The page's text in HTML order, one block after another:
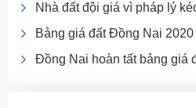
Nhà đất đội giá vì pháp lý
Bảng giá đất Đồng Nai 2020
Đồng Nai hoàn tất bảng giá